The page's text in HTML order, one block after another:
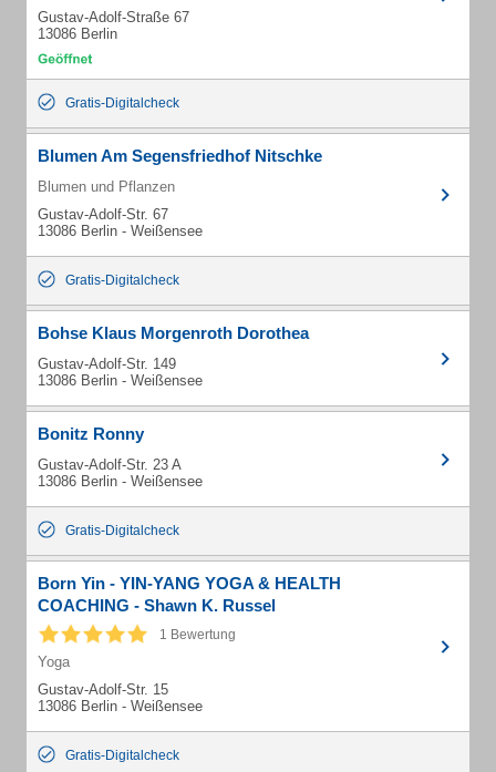
Gustav-Adolf-Straße 67
13086 Berlin
Gratis-Digitalcheck
Blumen Am Segensfriedhof Nitschke
Blumen und Pflanzen
Gustav-Adolf-Str. 67
13086 Berlin - Weißensee
Gratis-Digitalcheck
Bohse Klaus Morgenroth Dorothea
Gustav-Adolf-Str. 149
13086 Berlin - Weißensee
Bonitz Ronny
Gustav-Adolf-Str. 23 A
13086 Berlin - Weißensee
Gratis-Digitalcheck
Born Yin - YIN-YANG YOGA & HEALTH
COACHING - Shawn K. Russel
1 Bewertung
Yoga
Gustav-Adolf-Str. 15
13086 Berlin - Weißensee
Gratis-Digitalcheck